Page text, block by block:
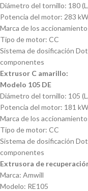
Diámetro del tornillo: 180
Potencia del motor: 283 kW
Marca de los
Tipo de motor: CC
Sistema de dosificación
componentes
Extrusor C amarillo:
Modelo 105 DE
Diámetro del tornillo: 105
Potencia del motor: 181 kW
Marca de los
Tipo de motor: CC
Sistema de dosificación
componentes
Extrusora de
Marca: Amwill
Modelo: RE105